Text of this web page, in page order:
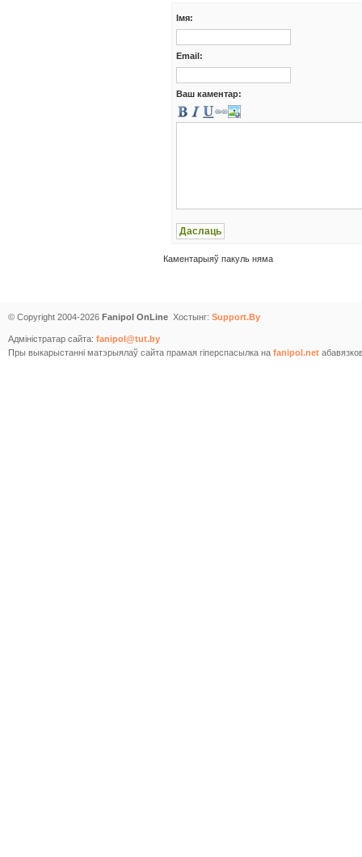
Iмя:
Email:
Ваш каментар:
Каментарыяў пакуль няма
© Copyright 2004-2026 Fanipol OnLine Хостынг: Support.By
Адміністратар сайта: fanipol@tut.by
Пры выкарыстанні матэрыялаў сайта прамая гіперспасылка на fanipol.net